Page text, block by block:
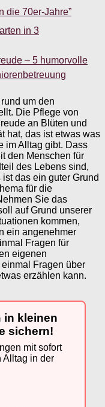
die 70er-Jahre”
in 3
– 5 humorvolle
um den
Die Pflege von
an Blüten und
hat, das ist etwas was
im Alltag gibt. Dass
den Menschen für
des Lebens sind,
das ein guter Grund
für die
Sie das
auf Grund unserer
kommen,
ein angenehmer
Fragen für
eigenen
Fragen über
erzählen kann.
in kleinen
sichern!
mit sofort
Alltag in der